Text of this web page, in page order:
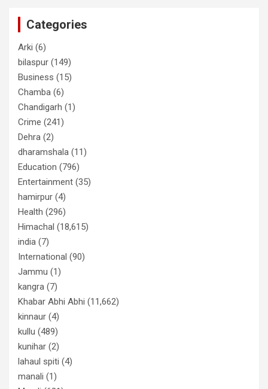
Categories
Arki (6)
bilaspur (149)
Business (15)
Chamba (6)
Chandigarh (1)
Crime (241)
Dehra (2)
dharamshala (11)
Education (796)
Entertainment (35)
hamirpur (4)
Health (296)
Himachal (18,615)
india (7)
International (90)
Jammu (1)
kangra (7)
Khabar Abhi Abhi (11,662)
kinnaur (4)
kullu (489)
kunihar (2)
lahaul spiti (4)
manali (1)